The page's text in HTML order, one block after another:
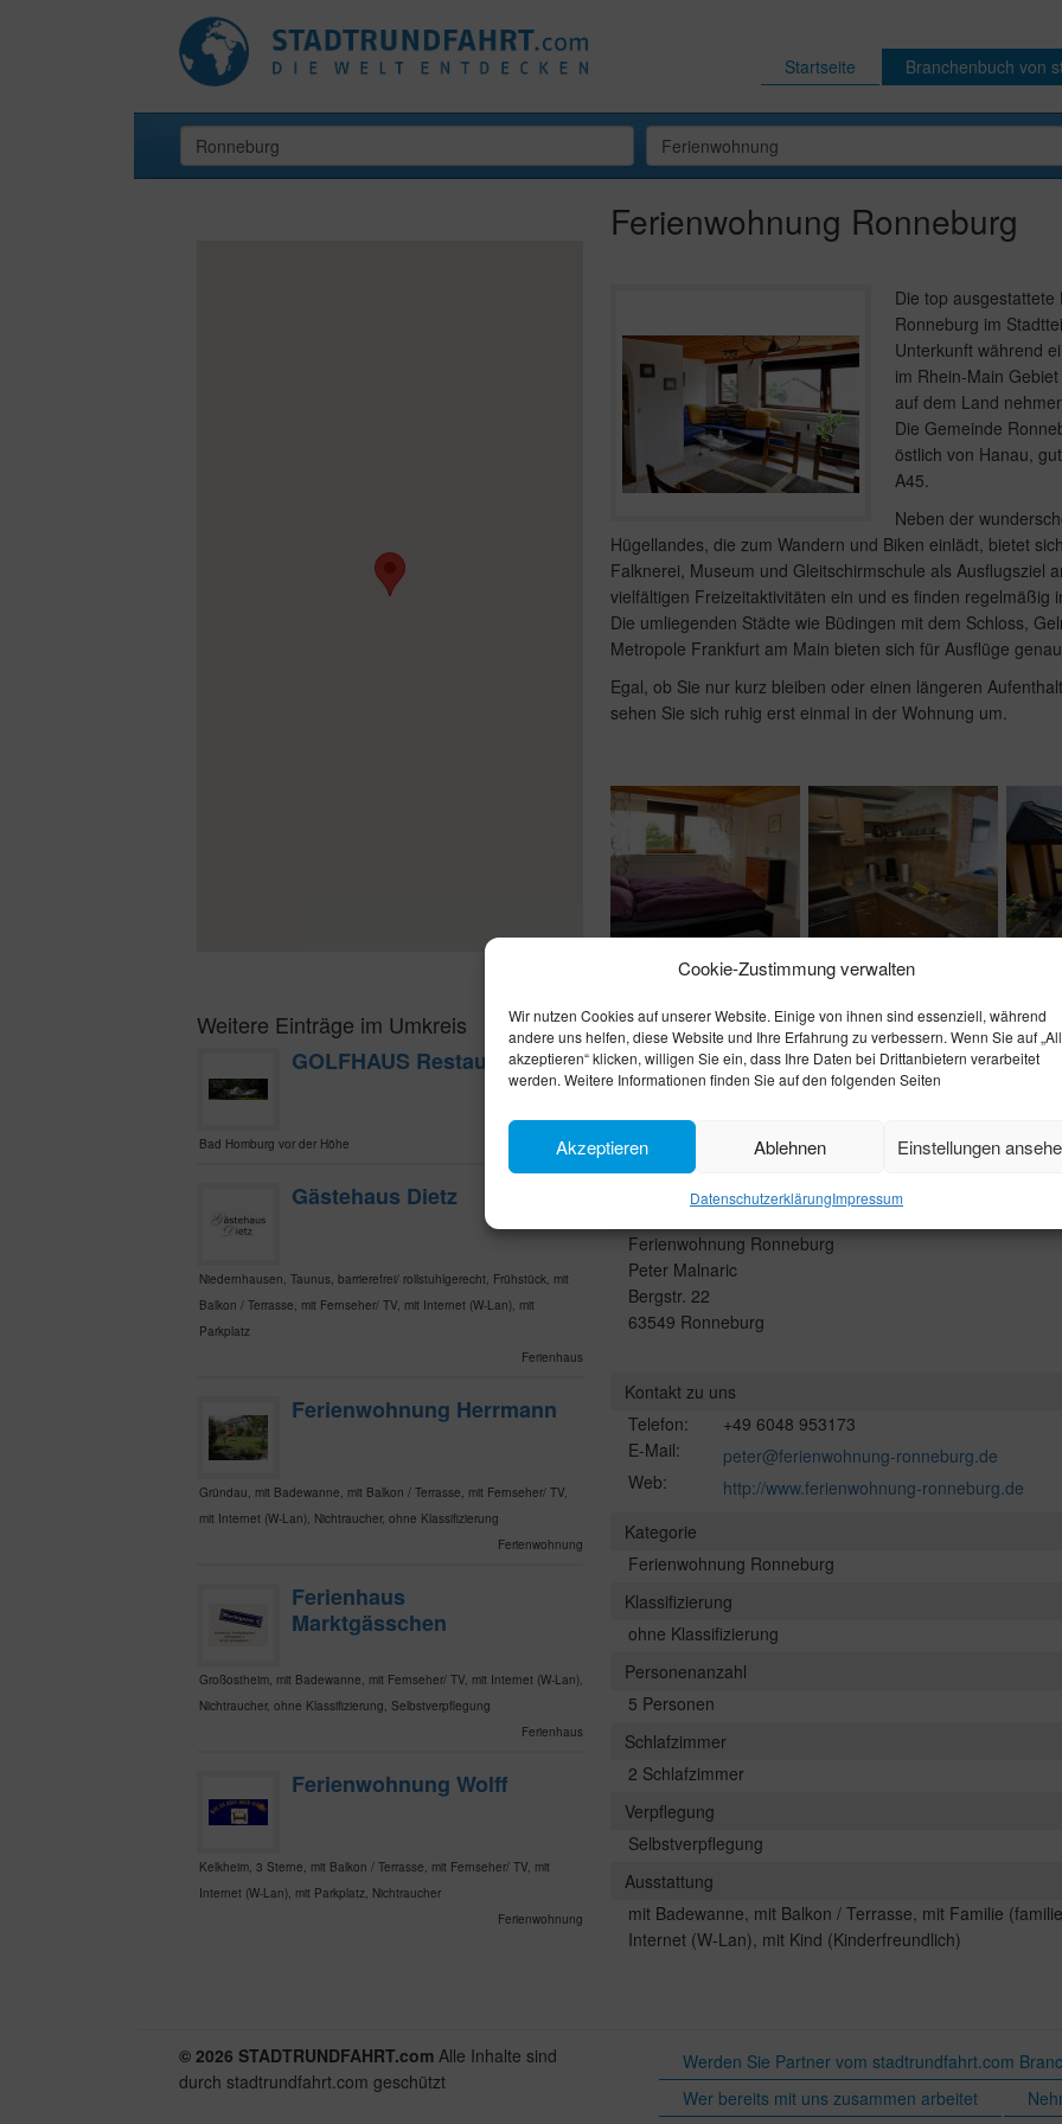
Cookie-Zustimmung verwalten
Wir nutzen Cookies auf unserer Website. Einige von ihnen sind essenziell, während
andere uns helfen, diese Website und Ihre Erfahrung zu verbessern. Wenn Sie auf
akzeptieren“ klicken, willigen Sie ein, dass Ihre Daten bei Drittanbietern verarbeitet
werden. Weitere Informationen finden Sie auf den folgenden Seiten
Akzeptieren Ablehnen Einstellungen
DatenschutzerklärungImpressum
Startseite Branchenbuch von
Weitere Einträge im Umkreis
GOLFHAUS Restaurant
Bad Homburg vor der Höhe Restaurant
Gästehaus Dietz
Niedernhausen, Taunus, barrierefrei/ rollstuhlgerecht, Frühstück, mit
Balkon / Terrasse, mit Fernseher/ TV, mit Internet (W-Lan), mit
Parkplatz
Ferienhaus
Ferienwohnung Herrmann
Gründau, mit Badewanne, mit Balkon / Terrasse, mit Fernseher/ TV,
mit Internet (W-Lan), Nichtraucher, ohne Klassifizierung
Ferienwohnung
Ferienhaus
Marktgässchen
Großostheim, mit Badewanne, mit Fernseher/ TV, mit Internet (W-Lan),
Nichtraucher, ohne Klassifizierung, Selbstverpflegung
Ferienhaus
Ferienwohnung Wolff
Kelkheim, 3 Sterne, mit Balkon / Terrasse, mit Fernseher/ TV, mit
Internet (W-Lan), mit Parkplatz, Nichtraucher
Ferienwohnung
Ferienwohnung Ronneburg
Die top
Ronneburg im
Unterkunft während
im Rhein-Main
auf dem Land
Die Gemeinde
östlich von Hanau,
A45.
Neben der
Hügellandes, die zum Wandern und Biken einlädt, bietet
Falknerei, Museum und Gleitschirmschule als Ausflugsziel
vielfältigen Freizeitaktivitäten ein und es finden regelmäßig
Die umliegenden Städte wie Büdingen mit dem Schloss,
Metropole Frankfurt am Main bieten sich für Ausflüge
Egal, ob Sie nur kurz bleiben oder einen längeren
sehen Sie sich ruhig erst einmal in der Wohnung um.
Unsere Anschrift
Ferienwohnung Ronneburg
Peter Malnaric
Bergstr. 22
63549 Ronneburg
Kontakt zu uns
Telefon:
+49 6048 953173
E-Mail:
peter@ferienwohnung-ronneburg.de
Web:
http://www.ferienwohnung-ronneburg.de
Kategorie
Ferienwohnung Ronneburg
Klassifizierung
ohne Klassifizierung
Personenanzahl
5 Personen
Schlafzimmer
2 Schlafzimmer
Verpflegung
Selbstverpflegung
Ausstattung
mit Badewanne, mit Balkon / Terrasse, mit Familie
Internet (W-Lan), mit Kind (Kinderfreundlich)
© 2026 STADTRUNDFAHRT.comAlle Inhalte sind
durch stadtrundfahrt.com geschützt
Werden Sie Partner vom stadtrundfahrt.com
Wer bereits mit uns zusammen arbeitet